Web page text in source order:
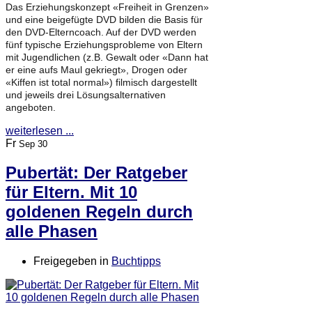
Das Erziehungskonzept «Freiheit in Grenzen»
und eine beigefügte DVD bilden die Basis für
den DVD-Elterncoach. Auf der DVD werden
fünf typische Erziehungsprobleme von Eltern
mit Jugendlichen (z.B. Gewalt oder «Dann hat
er eine aufs Maul gekriegt», Drogen oder
«Kiffen ist total normal») filmisch dargestellt
und jeweils drei Lösungsalternativen
angeboten.
weiterlesen ...
Fr Sep 30
Pubertät: Der Ratgeber
für Eltern. Mit 10
goldenen Regeln durch
alle Phasen
Freigegeben in Buchtipps